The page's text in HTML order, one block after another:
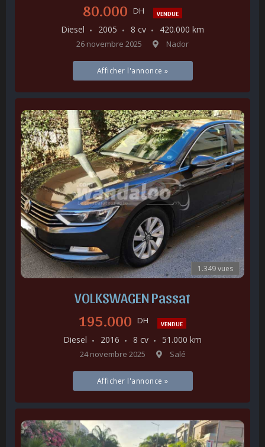
80.000 DH VENDUE
Diesel 2005 8 cv 420.000 km
26 novembre 2025 Nador
Afficher l'annonce »
1.349 vues
VOLKSWAGEN Passat
195.000 DH VENDUE
Diesel 2016 8 cv 51.000 km
24 novembre 2025 Salé
Afficher l'annonce »